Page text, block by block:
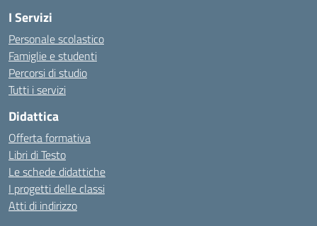
I Servizi
Personale scolastico
Famiglie e studenti
Percorsi di studio
Tutti i servizi
Didattica
Offerta formativa
Libri di Testo
Le schede didattiche
I progetti delle classi
Atti di indirizzo